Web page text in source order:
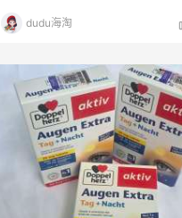
就立马来给他买点钙片
dudu海淘